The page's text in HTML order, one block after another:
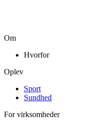
Om
Hvorfor
Oplev
Sport
Sundhed
For virksomheder